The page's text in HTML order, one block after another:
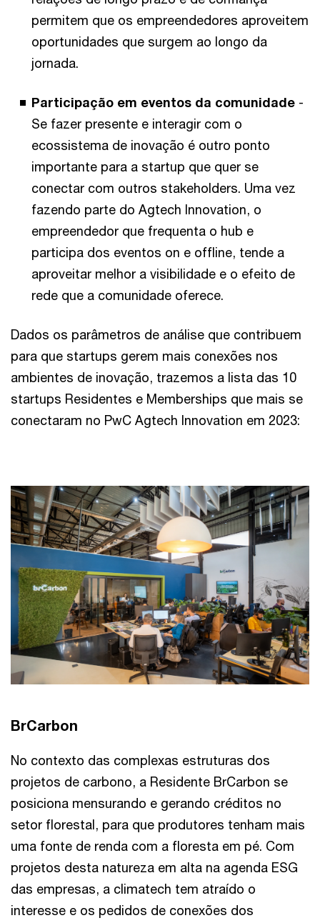
permitem que os empreendedores aproveitem
oportunidades que surgem ao longo da
jornada.
Participação em eventos da comunidade -
Se fazer presente e interagir com o
ecossistema de inovação é outro ponto
importante para a startup que quer se
conectar com outros stakeholders. Uma vez
fazendo parte do Agtech Innovation, o
empreendedor que frequenta o hub e
participa dos eventos on e offline, tende a
aproveitar melhor a visibilidade e o efeito de
rede que a comunidade oferece.
Dados os parâmetros de análise que contribuem
para que startups gerem mais conexões nos
ambientes de inovação, trazemos a lista das 10
startups Residentes e Memberships que mais se
conectaram no PwC Agtech Innovation em 2023:
BrCarbon
No contexto das complexas estruturas dos
projetos de carbono, a Residente BrCarbon se
posiciona mensurando e gerando créditos no
setor florestal, para que produtores tenham mais
uma fonte de renda com a floresta em pé. Com
projetos desta natureza em alta na agenda ESG
das empresas, a climatech tem atraído o
interesse e os pedidos de conexões dos